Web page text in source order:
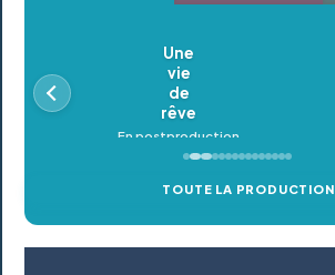
Oldeupe
En postproduction
TOUTE LA PRODUCTION